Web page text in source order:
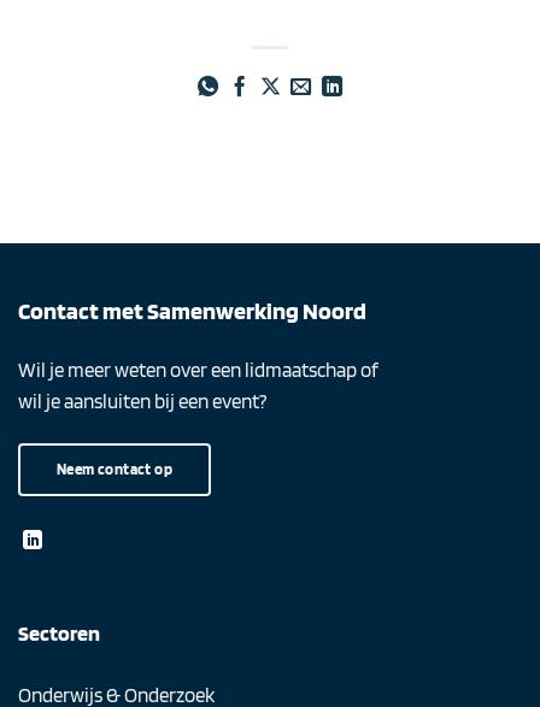
Contact met Samenwerking Noord
Wil je meer weten over een lidmaatschap of
wil je aansluiten bij een event?
Neem contact op
Sectoren
Onderwijs & Onderzoek